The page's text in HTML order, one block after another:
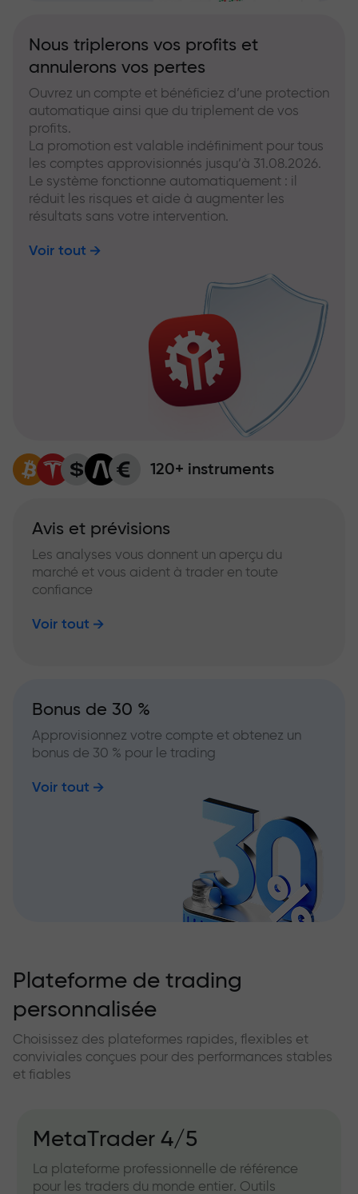
Nous triplerons vos profits et
annulerons vos pertes
Ouvrez un compte et bénéficiez d’une protection
automatique ainsi que du triplement de vos
profits.
La promotion est valable indéfiniment pour tous
les comptes approvisionnés jusqu’à 31.08.2026.
Le système fonctionne automatiquement : il
réduit les risques et aide à augmenter les
résultats sans votre intervention.
Voir tout
120+ instruments
Avis et prévisions
Les analyses vous donnent un aperçu du
marché et vous aident à trader en toute
confiance
Voir tout
Bonus de 30 %
Approvisionnez votre compte et obtenez un
bonus de 30 % pour le trading
Voir tout
Plateforme de trading
personnalisée
Choisissez des plateformes rapides, flexibles et
conviviales conçues pour des performances stables
et fiables
MetaTrader 4/5
La plateforme professionnelle de référence
pour les traders du monde entier. Outils